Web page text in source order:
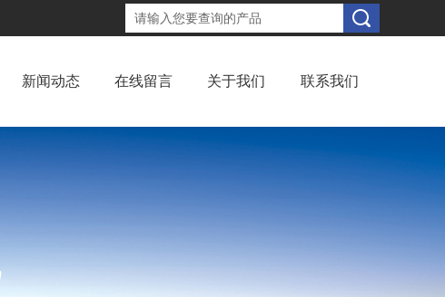
新闻动态 在线留言 关于我们 联系我们